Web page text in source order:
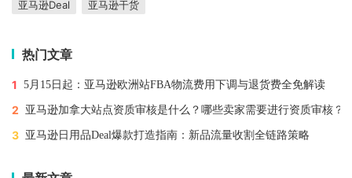
亚马逊Deal
亚马逊干货
热门文章
1 5月15日起：亚马逊欧洲站FBA物流费用下调与退货费全免解读
2 亚马逊加拿大站点资质审核是什么？哪些卖家需要进行资质审核？
3 亚马逊日用品Deal爆款打造指南：新品流量收割全链路策略